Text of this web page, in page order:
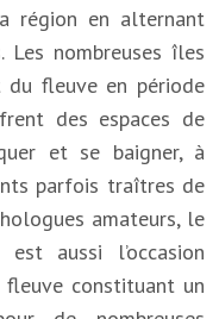
région en alternant
nombreuses îles
fleuve en période
des espaces de
et se baigner, à
parfois traîtres de
amateurs, le
aussi l’occasion
fleuve constituant un